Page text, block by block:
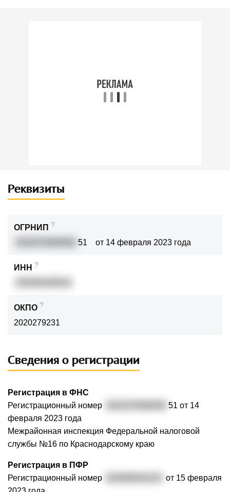
Реквизиты
ОГРНИП ?
51 от 14 февраля 2023 года
ИНН ?
ОКПО ?
2020279231
Сведения о регистрации
Регистрация в ФНС
Регистрационный номер
51 от 14
февраля 2023 года
Межрайонная инспекция Федеральной налоговой
службы №16 по Краснодарскому краю
Регистрация в ПФР
Регистрационный номер
от 15 февраля